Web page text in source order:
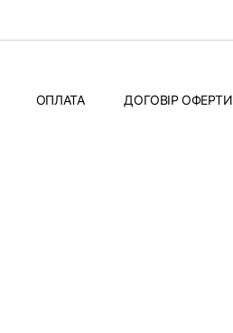
ОПЛАТА ДОГОВІР ОФЕРТИ